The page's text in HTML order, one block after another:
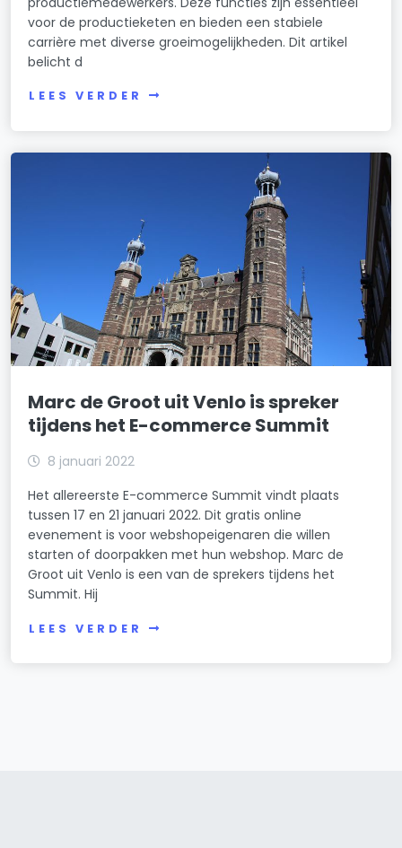
voor de productieketen en bieden een stabiele
carrière met diverse groeimogelijkheden. Dit artikel
belicht d
LEES VERDER
Marc de Groot uit Venlo is spreker
tijdens het E-commerce Summit
8 januari 2022
Het allereerste E-commerce Summit vindt plaats
tussen 17 en 21 januari 2022. Dit gratis online
evenement is voor webshopeigenaren die willen
starten of doorpakken met hun webshop. Marc de
Groot uit Venlo is een van de sprekers tijdens het
Summit. Hij
LEES VERDER